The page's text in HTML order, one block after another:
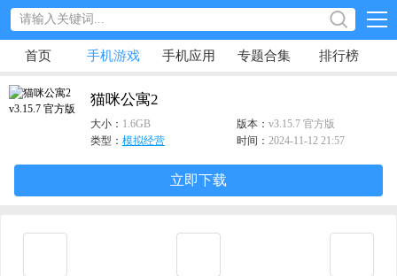
首页 手机游戏 手机应用 专题合集 排行榜
猫咪公寓2
大小： 1.6GB 版本： v3.15.7 官方版
类型： 模拟经营 时间： 2024-11-12 21:57
立即下载